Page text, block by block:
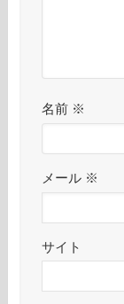
名前 ※
メール ※
サイト